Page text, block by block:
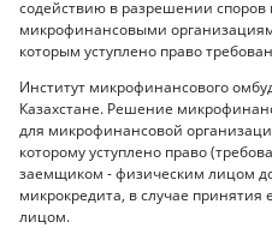
содействию в разрешении
микрофинансовыми
которым уступлено право
Институт микрофинансового
Казахстане. Решение
для микрофинансовой
которому уступлено право
заемщиком - физическим лицом
микрокредита, в случае
лицом.